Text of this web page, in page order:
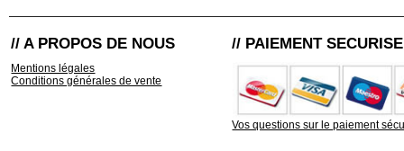
// A PROPOS DE NOUS
Mentions légales
Conditions générales de vente
// PAIEMENT SECURISE
Vos questions sur le paiement